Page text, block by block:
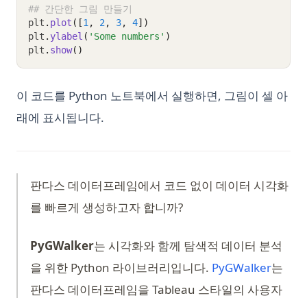
## 간단한 그림 만들기
plt . plot ([1 , 2 , 3, 4])
plt . ylabel ( 'Some numbers' )
plt . show()
이 코드를 Python 노트북에서 실행하면, 그림이 셀 아
래에 표시됩니다.
판다스 데이터프레임에서 코드 없이 데이터 시각화
를 빠르게 생성하고자 합니까?
PyGWalker는 시각화와 함께 탐색적 데이터 분석
을 위한 Python 라이브러리입니다. PyGWalker는
판다스 데이터프레임을 Tableau 스타일의 사용자